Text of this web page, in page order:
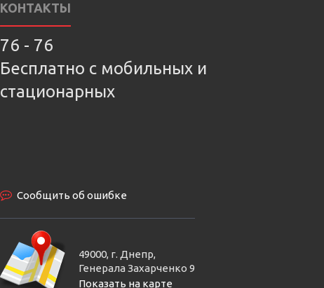
КОНТАКТЫ
76 - 76
Бесплатно с мобильных и
стационарных
Сообщить об ошибке
49000, г. Днепр,
Генерала Захарченко 9
Показать на карте